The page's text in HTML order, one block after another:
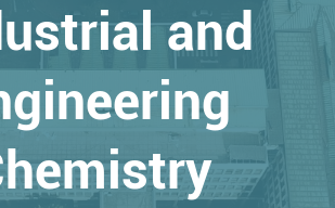
and